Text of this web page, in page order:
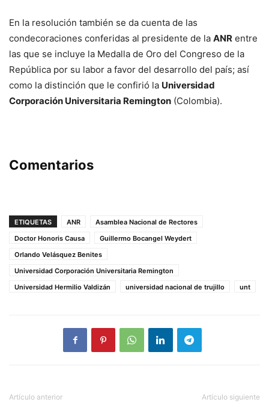
En la resolución también se da cuenta de las
condecoraciones conferidas al presidente de la ANR entre
las que se incluye la Medalla de Oro del Congreso de la
República por su labor a favor del desarrollo del país; así
como la distinción que le confirió la Universidad
Corporación Universitaria Remington (Colombia).
Comentarios
ETIQUETAS ANR
Asamblea Nacional de Rectores
Doctor Honoris Causa
Guillermo Bocangel Weydert
Orlando Velásquez Benites
Universidad Corporación Universitaria Remington
Universidad Hermilio Valdizán
universidad nacional de trujillo unt
Artículo anterior Artículo siguiente